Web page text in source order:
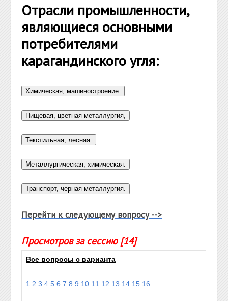
Отрасли промышленности,
являющиеся основными
потребителями
карагандинского угля:
Перейти к следующему вопросу -->
Просмотров за сессию [14]
Все вопросы с варианта
1 2 3 4 5 6 7 8 9 10 11 12 13 14 15 16